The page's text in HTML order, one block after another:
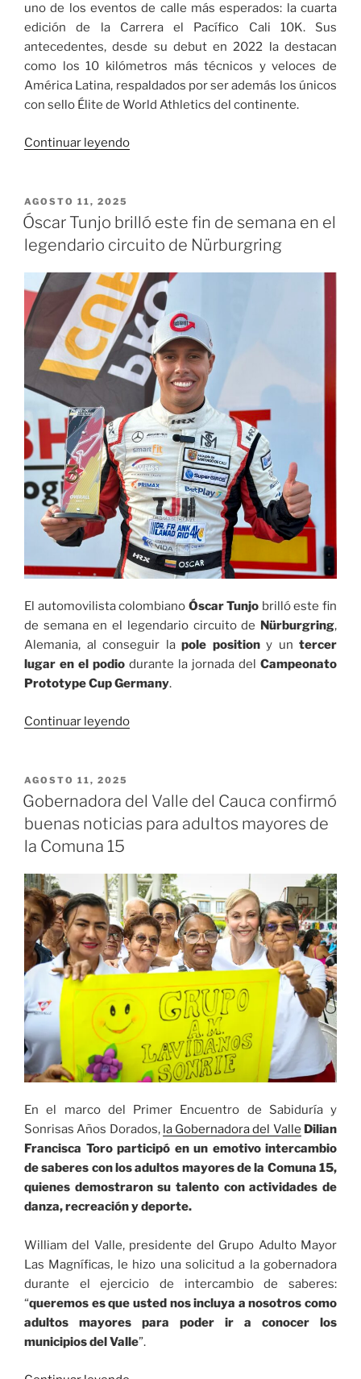
uno de los eventos de calle más esperados: la cuarta
edición de la Carrera el Pacífico Cali 10K. Sus
antecedentes, desde su debut en 2022 la destacan
como los 10 kilómetros más técnicos y veloces de
América Latina, respaldados por ser además los únicos
con sello Élite de World Athletics del continente.
Continuar leyendo«Vuelve
Pacífico
Cali
PUBLICADO
EL
AGOSTO 11, 2025
Óscar Tunjo brilló este fin de semana en el
legendario circuito de Nürburgring
El automovilista colombiano Óscar Tunjo brilló este fin
de semana en el legendario circuito de Nürburgring,
Alemania, al conseguir la pole positiony un tercer
lugar en el podio durante la jornada del Campeonato
Prototype Cup Germany.
Continuar leyendo«Óscar
de
semana
legendario
circuito
de Nürburgring»
PUBLICADO
EL
AGOSTO 11, 2025
Gobernadora del Valle del Cauca confirmó
buenas noticias para adultos mayores de
la Comuna 15
En el marco del Primer Encuentro de Sabiduría y
Sonrisas Años Dorados, la Gobernadora del Valle Dilian
Francisca Toro participó en un emotivo intercambio
de saberes con los adultos mayores de la Comuna 15,
quienes demostraron su talento con actividades de
danza, recreación y deporte.
William del Valle, presidente del Grupo Adulto Mayor
Las Magníficas, le hizo una solicitud a la gobernadora
durante el ejercicio de intercambio de saberes:
“queremos es que usted nos incluya a nosotros como
adultos mayores para poder ir a conocer los
municipios del Valle”.